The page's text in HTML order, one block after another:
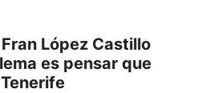
López Castillo
es pensar que